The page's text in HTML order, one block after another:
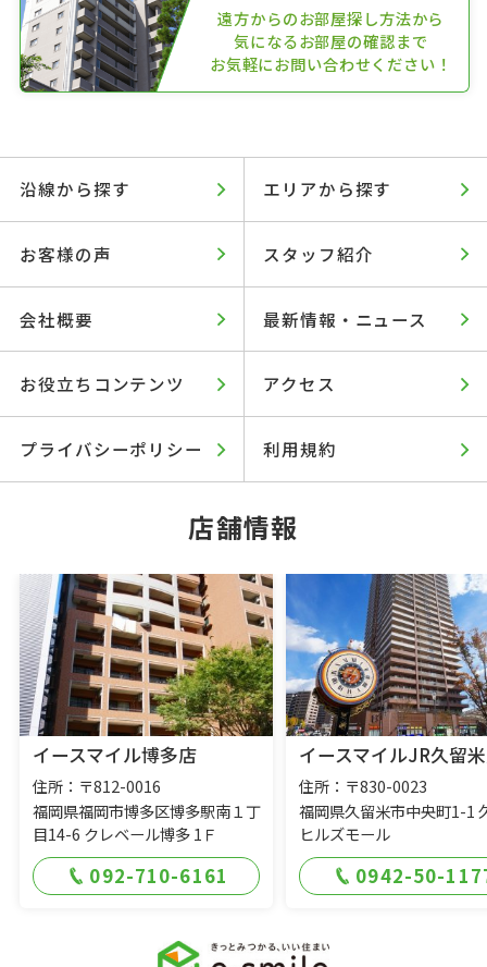
遠方からのお部屋探し方法から
気になるお部屋の確認まで
お気軽にお問い合わせください！
沿線から探す エリアから探す
お客様の声 スタッフ紹介
会社概要 最新情報・ニュース
お役立ちコンテンツ アクセス
プライバシーポリシー 利用規約
店舗情報
イースマイル博多店
住所：〒812-0016
福岡県福岡市博多区博多駅南１丁
目14-6 クレベール博多 1Ｆ
092-710-6161
イースマイルJR久留
住所：〒830-0023
福岡県久留米市中央町1-1
ヒルズモール
0942-50-